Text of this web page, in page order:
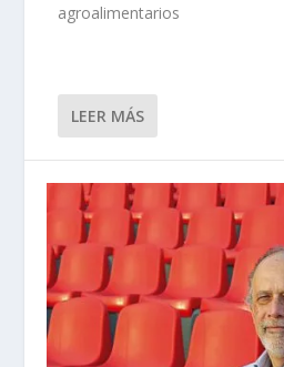
agroalimentarios
LEER MÁS